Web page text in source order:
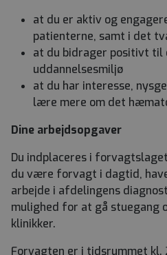
at du er aktiv og
patienterne, samt i det
at du bidrager positivt til
uddannelsesmiljø
at du har interesse,
lære mere om det
Dine arbejdsopgaver
Du indplaceres i
du være forvagt i dagtid,
arbejde i afdelingens
mulighed for at gå stuegang
klinikker.
Forvagten er i tidsrummet